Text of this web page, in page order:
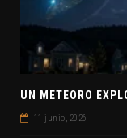
11 junio, 2026